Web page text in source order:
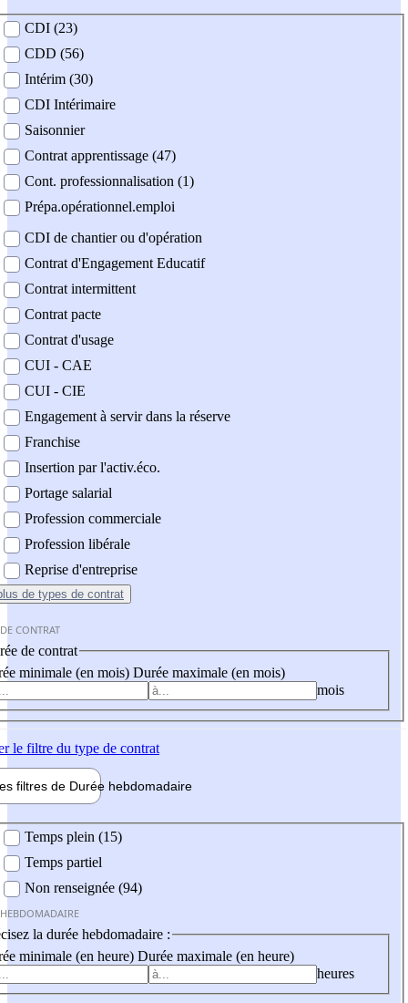
contrat
CDI (23)
CDD (56)
Intérim (30)
CDI Intérimaire
Saisonnier
Contrat apprentissage (47)
Cont. professionnalisation (1)
Prépa.opérationnel.emploi
CDI de chantier ou d'opération
Contrat d'Engagement Educatif
Contrat intermittent
Contrat pacte
Contrat d'usage
CUI - CAE
CUI - CIE
Engagement à servir dans la réserve
Franchise
Insertion par l'activ.éco.
Portage salarial
Profession commerciale
Profession libérale
Reprise d'entreprise
de types de contrat
CONTRAT
de contrat
minimale (en mois) Durée maximale (en mois)
mois
le filtre du type de contrat
filtres de Durée hebdomadaire
Temps plein (15)
Temps partiel
Non renseignée (94)
la durée hebdomadaire :
minimale (en heure) Durée maximale (en heure)
heures